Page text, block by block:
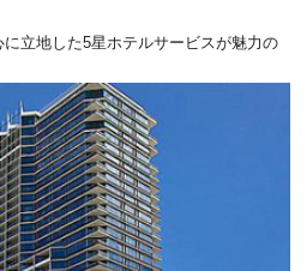
立地した5星ホテルサービスが魅力の